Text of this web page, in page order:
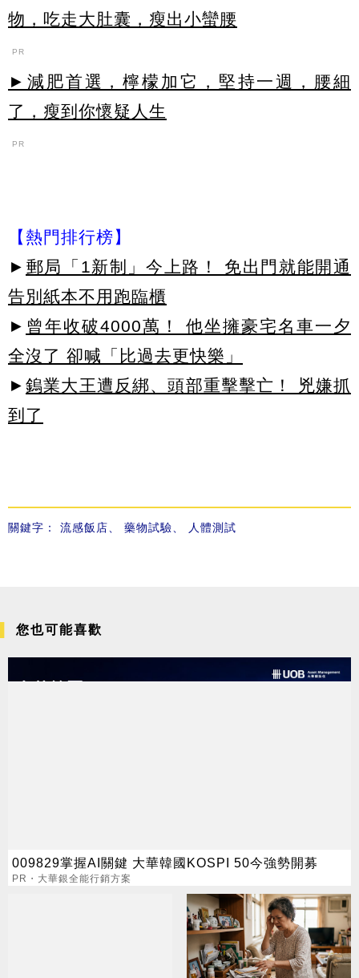
物，吃走大肚囊，瘦出小蠻腰
PR
►減肥首選，檸檬加它，堅持一週，腰細
了，瘦到你懷疑人生
PR
【熱門排行榜】
► 郵局「1新制」今上路！ 免出門就能開通
告別紙本不用跑臨櫃
► 曾年收破4000萬！ 他坐擁豪宅名車一夕
全沒了 卻喊「比過去更快樂」
► 鎢業大王遭反綁、頭部重擊擊亡！ 兇嫌抓
到了
關鍵字： 流感飯店 藥物試驗 人體測試
您也可能喜歡
009829掌握AI關鍵 大華韓國KOSPI 50今強勢開募
PR・大華銀全能行銷方案